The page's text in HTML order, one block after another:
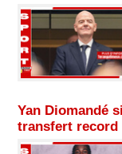
Yan Diomandé
transfert record